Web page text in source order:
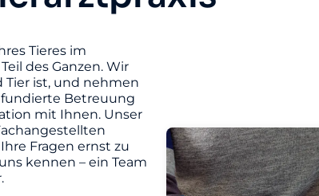
Tieres im
des Ganzen. Wir
Tier ist, und nehmen
fundierte Betreuung
mit Ihnen. Unser
Fragen ernst zu
kennen – ein Team